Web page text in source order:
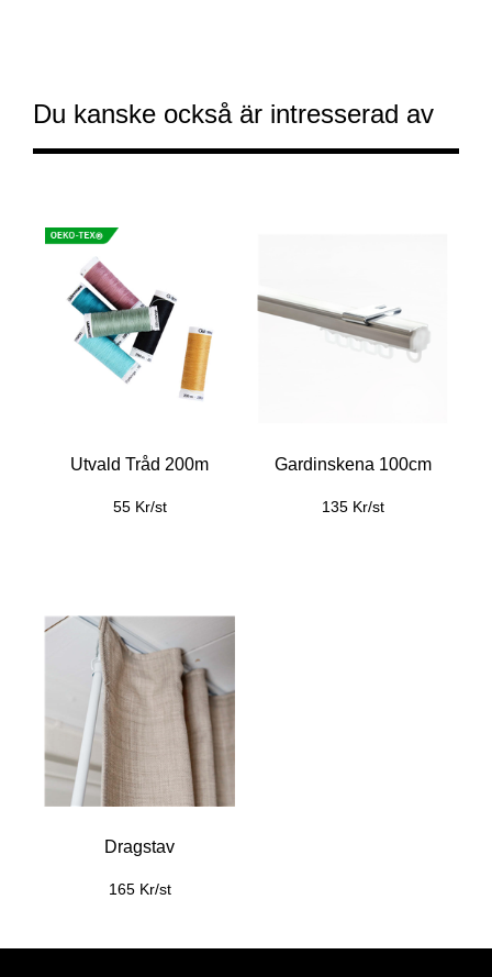
Du kanske också är intresserad av
Utvald Tråd 200m
55 Kr/st
Gardinskena 100cm
135 Kr/st
Dragstav
165 Kr/st